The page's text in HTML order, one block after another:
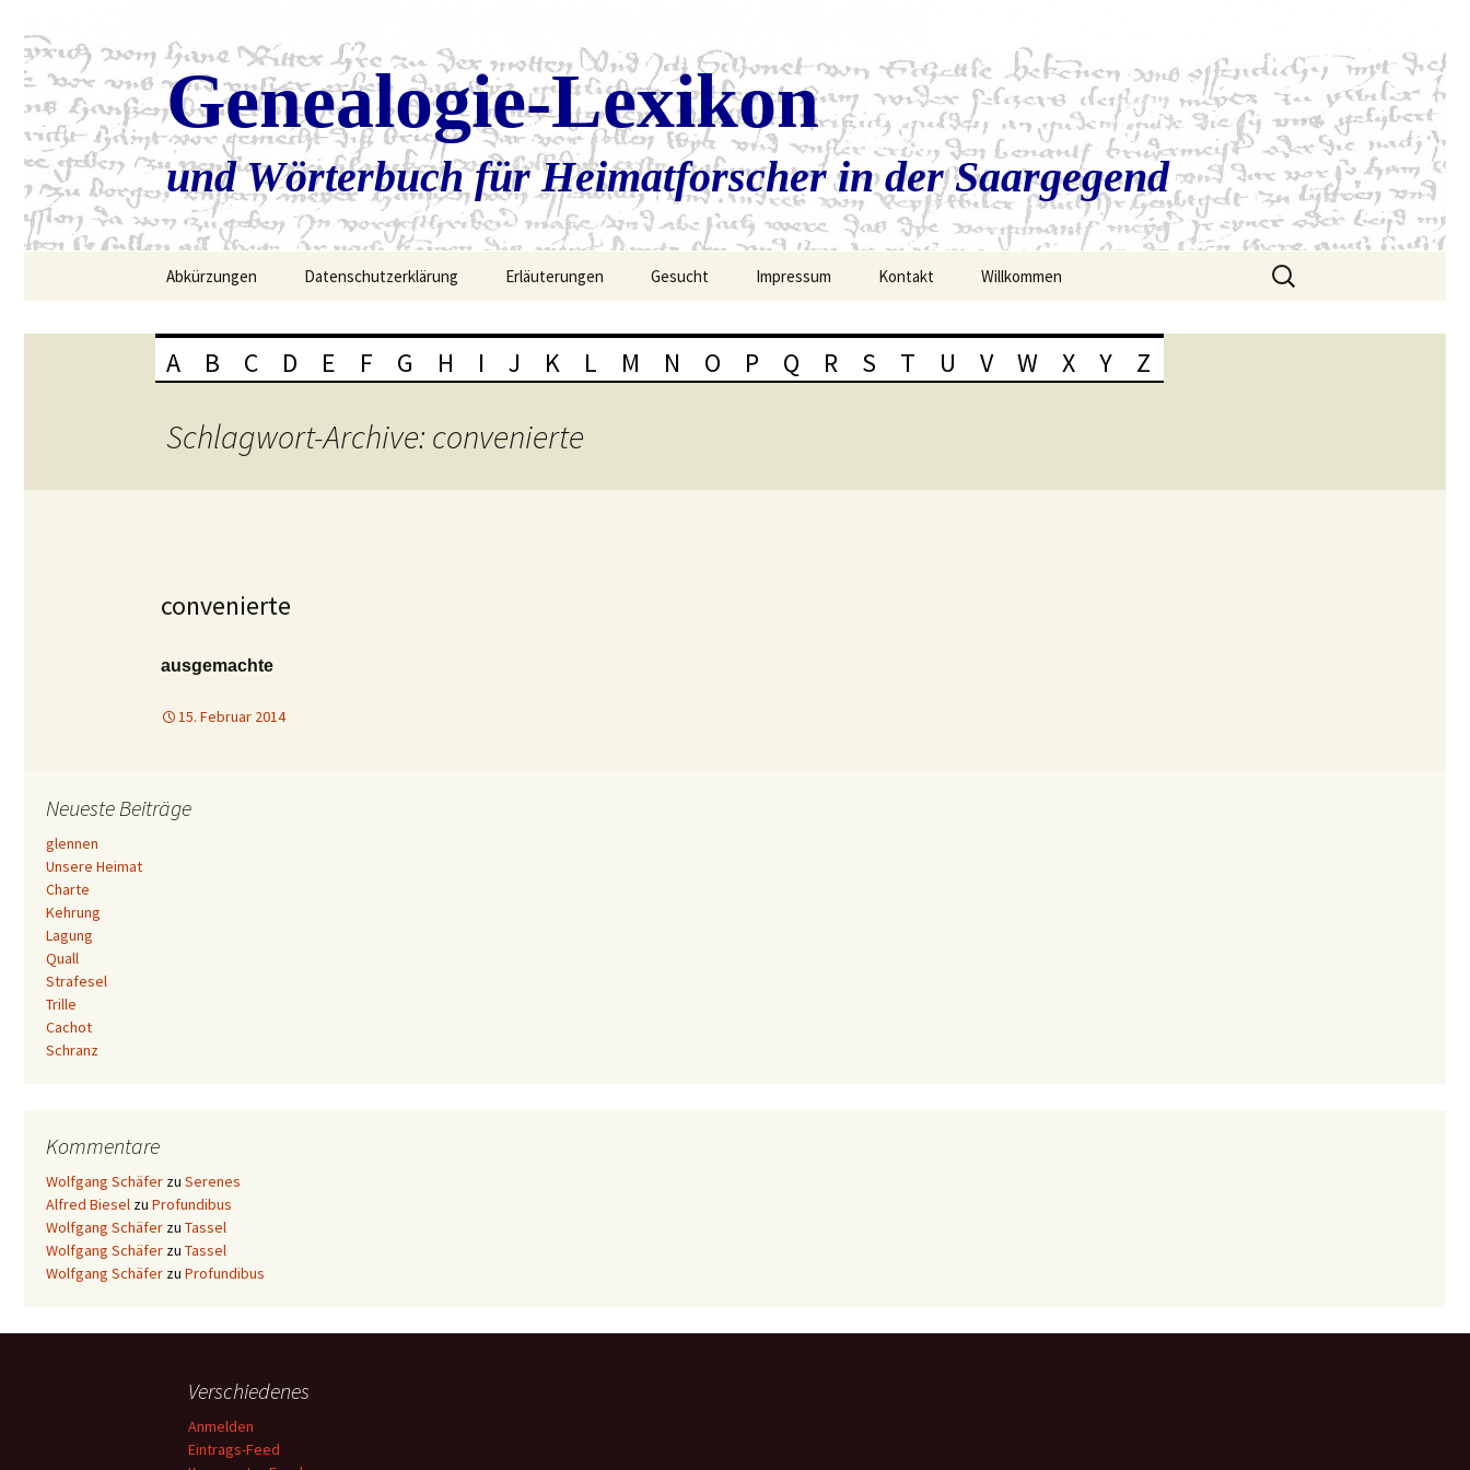
Genealogie-Lexikon
und Wörterbuch für Heimatforscher in der Saargegend
Abkürzungen Datenschutzerklärung Erläuterungen Gesucht Impressum Kontakt Willkommen
Suchen
nach:
A B C D E F G H I J K L M N O P Q R S T U V W X Y Z
Schlagwort-Archive: convenierte
convenierte
ausgemachte
15. Februar 2014
Neueste Beiträge
glennen
Unsere Heimat
Charte
Kehrung
Lagung
Quall
Strafesel
Trille
Cachot
Schranz
Kommentare
Wolfgang Schäfer zu Serenes
Alfred Biesel zu Profundibus
Wolfgang Schäfer zu Tassel
Wolfgang Schäfer zu Tassel
Wolfgang Schäfer zu Profundibus
Verschiedenes
Anmelden
Eintrags-Feed